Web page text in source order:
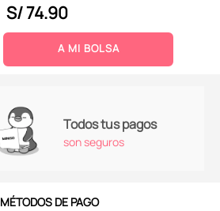
S/74.90
A MI BOLSA
Todos tus pagos
son seguros
MÉTODOS DE PAGO